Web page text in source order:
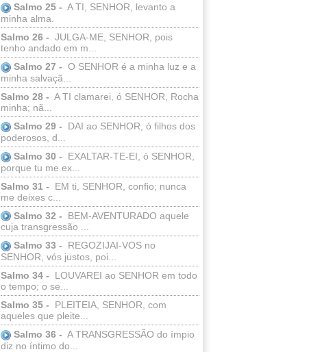
Salmo 25 - A TI, SENHOR, levanto a
minha alma.
Salmo 26 - JULGA-ME, SENHOR, pois
tenho andado em m...
Salmo 27 - O SENHOR é a minha luz e a
minha salvaçã...
Salmo 28 - A TI clamarei, ó SENHOR, Rocha
minha; nã...
Salmo 29 -
DAI ao SENHOR, ó filhos dos
poderosos, d...
Salmo 30 -
EXALTAR-TE-EI, ó SENHOR,
porque tu me ex...
Salmo 31 -
EM ti, SENHOR, confio; nunca
me deixes c...
Salmo 32 -
BEM-AVENTURADO aquele
cuja transgressão ...
Salmo 33 -
REGOZIJAI-VOS no
SENHOR, vós justos, poi...
Salmo 34 -
LOUVAREI ao SENHOR em todo
o tempo; o se...
Salmo 35 -
PLEITEIA, SENHOR, com
aqueles que pleite...
Salmo 36 - A TRANSGRESSÃO do ímpio
diz no íntimo do...